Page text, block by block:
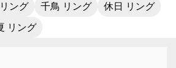
ング 千鳥 リング 休日 リング
リング